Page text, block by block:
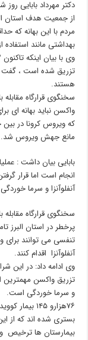
از جمعیت هدف استان
مردم با این بهانه که
بهداشتی مانند
هستند.
واکسن نباید بهانه ای
که ویروس کرونا در
مانع جهش ویروس شد.
بابایی بیان داشت :
انجام است اما قرار
آنفلوآنزا و سرما
سخنگوی قرارگاه مقابله
پرخطر در استان البرز
تنفسی می توانند برای
آنفلوآنزا اقدام کنند.
وی ادامه داد: در این
تزریق واکسن مهمترین
و سرما خوردگی است.
بیمارستان ها ترخیص و